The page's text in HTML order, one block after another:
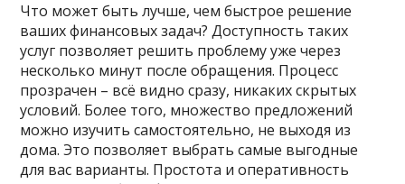
Что может быть лучше, чем быстрое решение
ваших финансовых задач? Доступность таких
услуг позволяет решить проблему уже через
несколько минут после обращения. Процесс
прозрачен – всё видно сразу, никаких скрытых
условий. Более того, множество предложений
можно изучить самостоятельно, не выходя из
дома. Это позволяет выбрать самые выгодные
для вас варианты. Простота и оперативность